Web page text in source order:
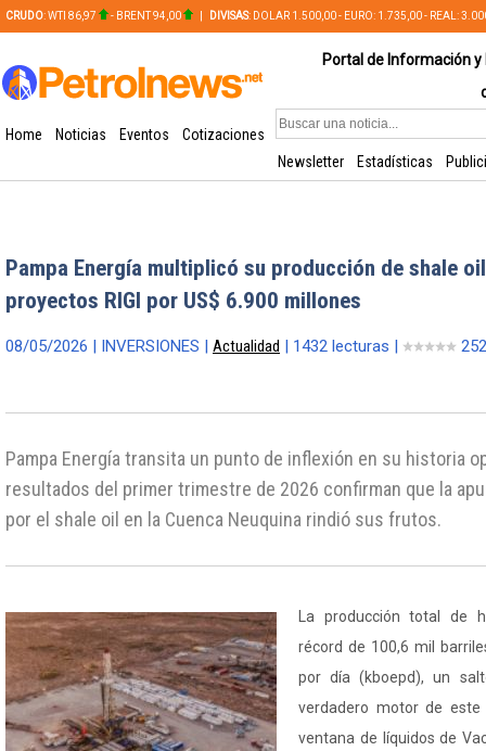
CRUDO: WTI 86,97 - BRENT 94,00 DIVISAS: DOLAR 1.500,00 - EURO: 1.735,00 - REAL:
Portal de Información
Home Noticias Eventos
Cotizaciones
Newsletter
Estadísticas
Pampa Energía multiplicó su producción de shale
proyectos RIGI por US$ 6.900 millones
08/05/2026 | INVERSIONES | Actualidad | 1432 lecturas |
Pampa Energía transita un punto de inflexión en su historia
resultados del primer trimestre de 2026 confirman que la
por el shale oil en la Cuenca Neuquina rindió sus frutos.
La producción total de
récord de 100,6 mil
por día (kboepd), un
verdadero motor de
ventana de líquidos de